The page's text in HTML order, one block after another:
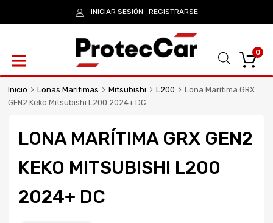
INICIAR SESIÓN REGISTRARSE
0
Inicio Lonas Marítimas Mitsubishi L200
Lona Marítima GRX
GEN2 Keko Mitsubishi L200 2024+ DC
LONA MARÍTIMA GRX GEN2
KEKO MITSUBISHI L200
2024+ DC